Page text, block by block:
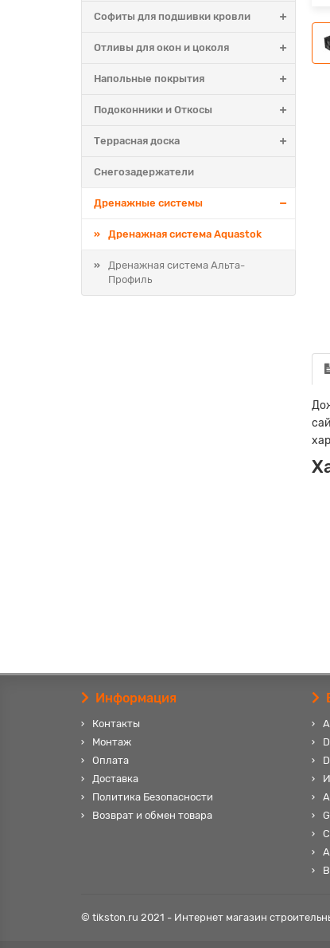
Софиты для подшивки кровли
Отливы для окон и цоколя
Напольные покрытия
Подоконники и Откосы
Террасная доска
Снегозадержатели
Дренажные системы
Дренажная система Aquastok
Дренажная система Альта-
Профиль
Информация
Контакты
Монтаж
Оплата
Доставка
Политика Безопасности
Возврат и обмен товара
© tikston.ru 2021 - Интернет магазин